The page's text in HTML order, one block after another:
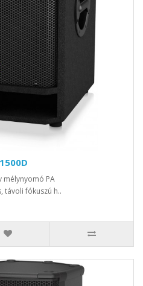
mélynyomó PA
távoli fókuszú h..